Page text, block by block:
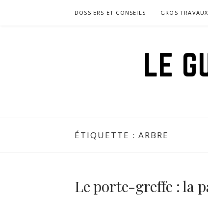
DOSSIERS ET CONSEILS GROS TRAVAUX
LE
ÉTIQUETTE : ARBRE
Le porte-greffe : la